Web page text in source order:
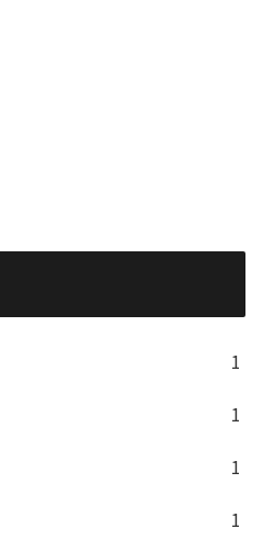
1
1
1
1